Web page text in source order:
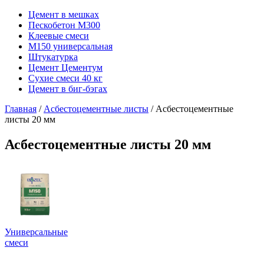
Цемент в мешках
Пескобетон М300
Клеевые смеси
М150 универсальная
Штукатурка
Цемент Цементум
Сухие смеси 40 кг
Цемент в биг-бэгах
Главная / Асбестоцементные листы / Асбестоцементные
листы 20 мм
Асбестоцементные листы 20 мм
Универсальные
смеси